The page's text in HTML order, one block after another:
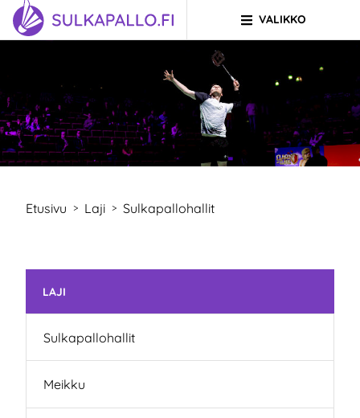
Siirry sivun sisältöön
SIIRRY ETUSIVULLE
VALIKKO
Etusivu > Laji > Sulkapallohallit
Ohita valikko
LAJI
Sulkapallohallit
Meikku